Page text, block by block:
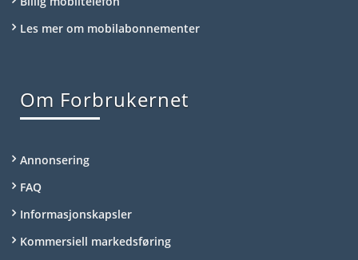
Les mer om mobilabonnementer
Om Forbrukernet
Annonsering
FAQ
Informasjonskapsler
Kommersiell markedsføring